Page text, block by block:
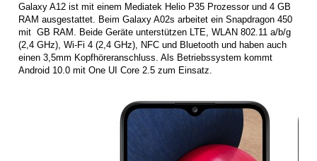
Galaxy A12 ist mit einem Mediatek Helio P35 Prozessor und 4 GB
RAM ausgestattet. Beim Galaxy A02s arbeitet ein Snapdragon 450
mit GB RAM. Beide Geräte unterstützen LTE, WLAN 802.11 a/b/g
(2,4 GHz), Wi-Fi 4 (2,4 GHz), NFC und Bluetooth und haben auch
einen 3,5mm Kopfhöreranschluss. Als Betriebssystem kommt
Android 10.0 mit One UI Core 2.5 zum Einsatz.